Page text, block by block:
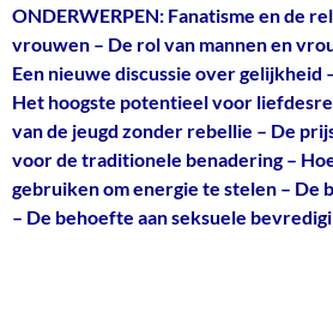
ONDERWERPEN: Fanatisme en de
vrouwen – De rol van mannen en
Een nieuwe discussie over gelijkheid
Het hoogste potentieel voor
van de jeugd zonder rebellie – De
voor de traditionele benadering –
gebruiken om energie te stelen – De
– De behoefte aan seksuele